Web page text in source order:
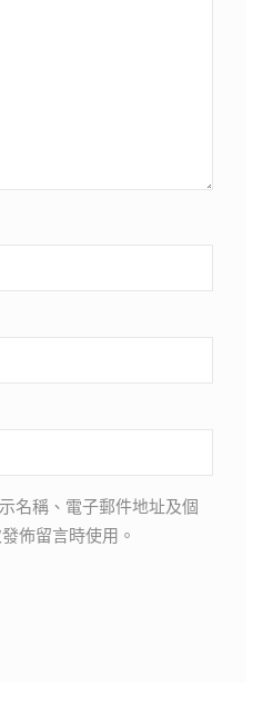
名稱、電子郵件地址及個
佈留言時使用。